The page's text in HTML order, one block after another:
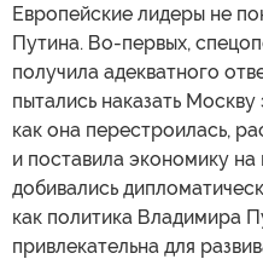
Европейские лидеры не
Путина. Во-первых,
получила адекватного
пытались наказать
как она перестроилась,
и поставила экономику
добивались
как политика Владимира
привлекательна для